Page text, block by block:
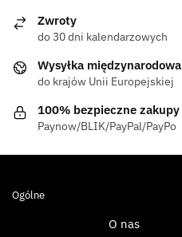
Zwroty
do 30 dni kalendarzowych
Wysyłka międzynarodowa
do krajów Unii Europejskiej
100% bezpieczne zakupy
Paynow/BLIK/PayPal/PayPo
Ogólne
O nas